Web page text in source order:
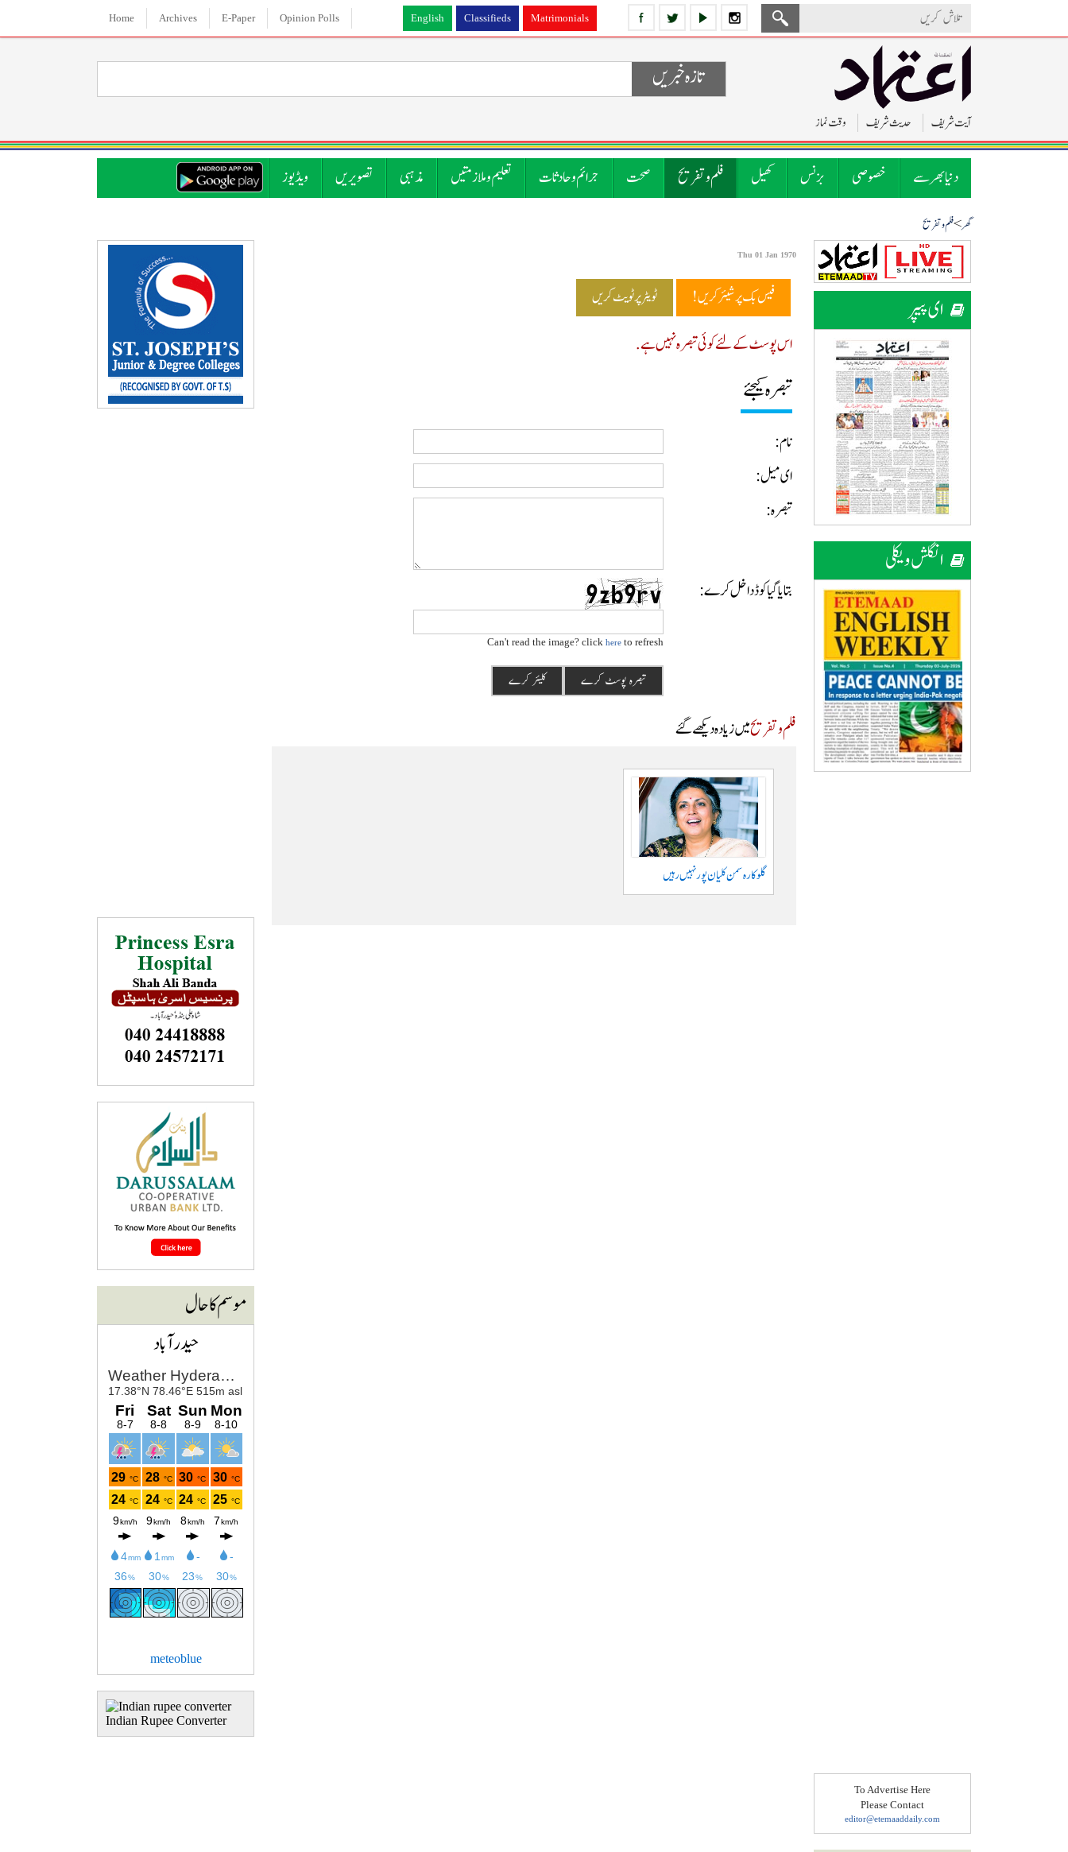
English Classifieds Matrimonials
Home Archives E-Paper Opinion Polls
آیت شریف حدیث شریف وقت نماز
تازہ خبریں
دنیا بھر سے خصوصی بزنس کھیل فلم و تفریح صحت جرائم و حادثات تعلیم و ملازمتیں مذہبی تصویریں ویڈیوز
گھر>فلم و تفریح
ای پیپر
انگلش ویکلی
To Advertise Here
Please Contact
editor@etemaaddaily.com
Thu 01 Jan 1970
فیس بک پر شیئر کریں! ٹویٹر پر ٹویٹ کریں
اس پوسٹ کے لئے کوئی تبصرہ نہیں ہے.
تبصرہ کیجئے
نام:
ای میل:
تبصرہ:
بتایا گیا کوڈ داخل کرے:
Can't read the image? click hereto refresh
فلم و تفریحمیں زیادہ دیکھے گئے
گلوکارہ سمن کلیان پور نہیں رہیں
موسم کا حال
حیدرآباد
meteoblue
Indian Rupee Converter